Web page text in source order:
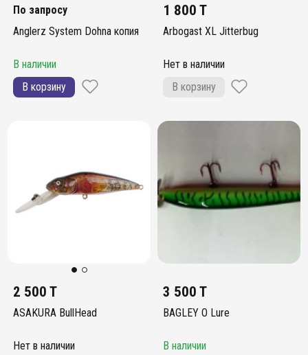
По запросу
Anglerz System Dohna копия
В наличии
В корзину
1 800 T
Arbogast XL Jitterbug
Нет в наличии
В корзину
2 500 T
ASAKURA BullHead
Нет в наличии
3 500 T
BAGLEY O Lure
В наличии